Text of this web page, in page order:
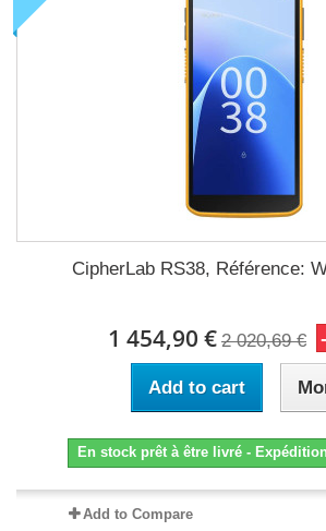
CipherLab RS38, Référence:
1 454,90 € 2 020,69 €
Add to cart
En stock prêt à être livré -
Add to Compare